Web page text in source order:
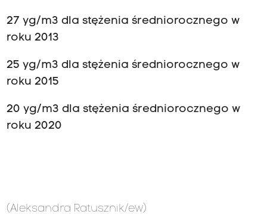
27 yg/m3 dla stężenia średniorocznego w
roku 2013
25 yg/m3 dla stężenia średniorocznego w
roku 2015
20 yg/m3 dla stężenia średniorocznego w
roku 2020
(Aleksandra Ratusznik/ew)